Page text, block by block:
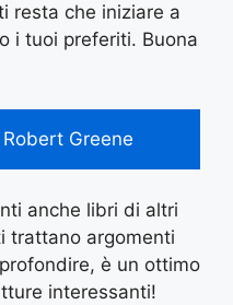
resta che iniziare a
i tuoi preferiti. Buona
Greene
anche libri di altri
trattano argomenti
è un ottimo
interessanti!